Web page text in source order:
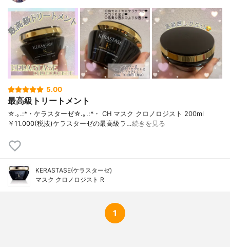
5.00
最高級トリートメント
☆.｡.:*・ケラスターゼ☆.｡.:*・ CH マスク クロノロジスト 200ml
￥11.000(税抜)ケラスターゼの最高級ラ…続きを見る
KERASTASE(ケラスターゼ)
マスク クロノロジスト R
1